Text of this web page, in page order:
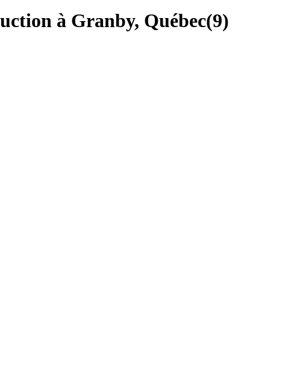
à Granby, Québec(9)